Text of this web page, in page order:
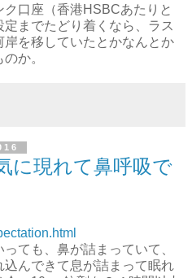
口座（香港HSBCあたりと
までたどり着くなら、ラス
を移していたとかなんとか
か。
に現れて鼻呼吸で
ても、鼻が詰まっていて、
んできて息が詰まって眠れ